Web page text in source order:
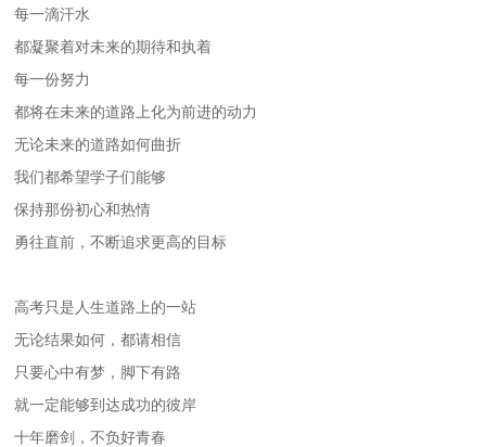
每一滴汗水
都凝聚着对未来的期待和执着
每一份努力
都将在未来的道路上化为前进的动力
无论未来的道路如何曲折
我们都希望学子们能够
保持那份初心和热情
勇往直前，不断追求更高的目标
高考只是人生道路上的一站
无论结果如何，都请相信
只要心中有梦，脚下有路
就一定能够到达成功的彼岸
十年磨剑，不负好青春